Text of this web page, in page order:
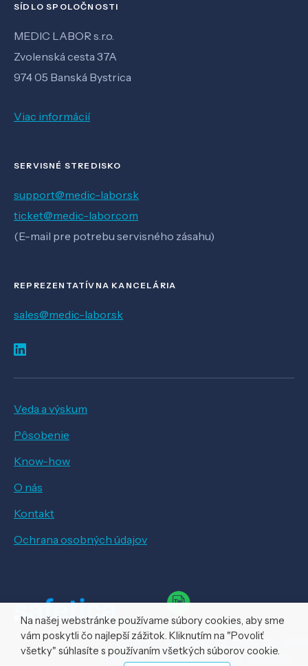
SÍDLO SPOLOČNOSTI
MEDIC LABOR s.r.o.
Zvolenská cesta 37A
974 05 Banská Bystrica
Viac informácií
SERVISNÉ STREDISKO
support@medic-labor.sk
ticket@medic-labor.com
(E-mail pre potrebu servisného zásahu)
REPREZENTATÍVNA KANCELÁRIA
sales@medic-labor.sk
Veda a výskum
Pôsobenie
Know-how
O nás
Kontakt
Ochrana osobných údajov
Na našej webstránke používame súbory cookies, aby sme
vám poskytli čo najlepší zážitok. Kliknutím na "Povoliť
všetky" súhlasíte s používaním všetkých súborov cookie.